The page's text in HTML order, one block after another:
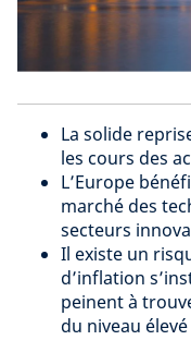
La solide
les cours des
L’Europe
marché des
secteurs
Il existe un
d’inflation
peinent à
du niveau